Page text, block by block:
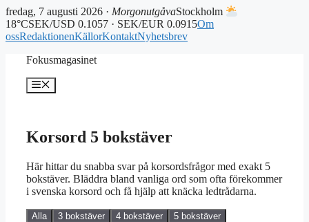
fredag, 7 augusti 2026 · MorgonutgåvaStockholm
18°CSEK/USD 0.1057 · SEK/EUR 0.0915Om
ossRedaktionenKällorKontaktNyhetsbrev
Fokusmagasinet
Meny
Korsord 5 bokstäver
Här hittar du snabba svar på korsordsfrågor med exakt 5
bokstäver. Bläddra bland vanliga ord som ofta förekommer
i svenska korsord och få hjälp att knäcka ledtrådarna.
Alla 3 bokstäver 4 bokstäver 5 bokstäver